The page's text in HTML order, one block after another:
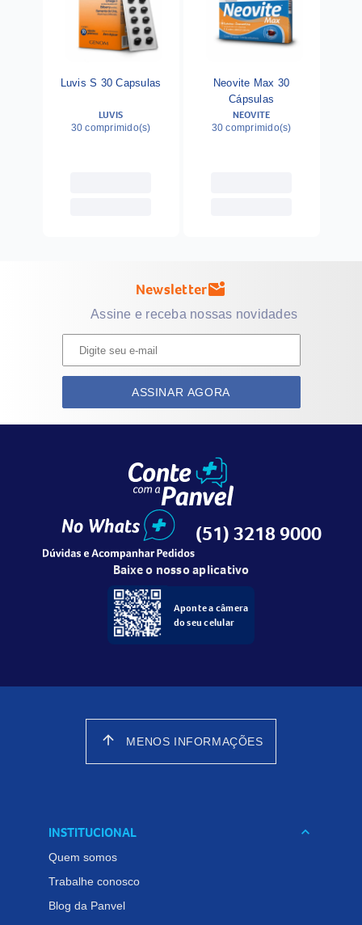
Luvis S 30 Capsulas
LUVIS
30 comprimido(s)
Neovite Max 30
Cápsulas
NEOVITE
30 comprimido(s)
Newslettermark_email_unread
Assine e receba nossas novidades
ASSINAR AGORA
(51) 3218 9000
Baixe o nosso aplicativo
Aponte a câmera
do seu celular
arrow_upward MENOS INFORMAÇÕES
INSTITUCIONAL keyboard_arrow_down
Quem somos
Trabalhe conosco
Blog da Panvel